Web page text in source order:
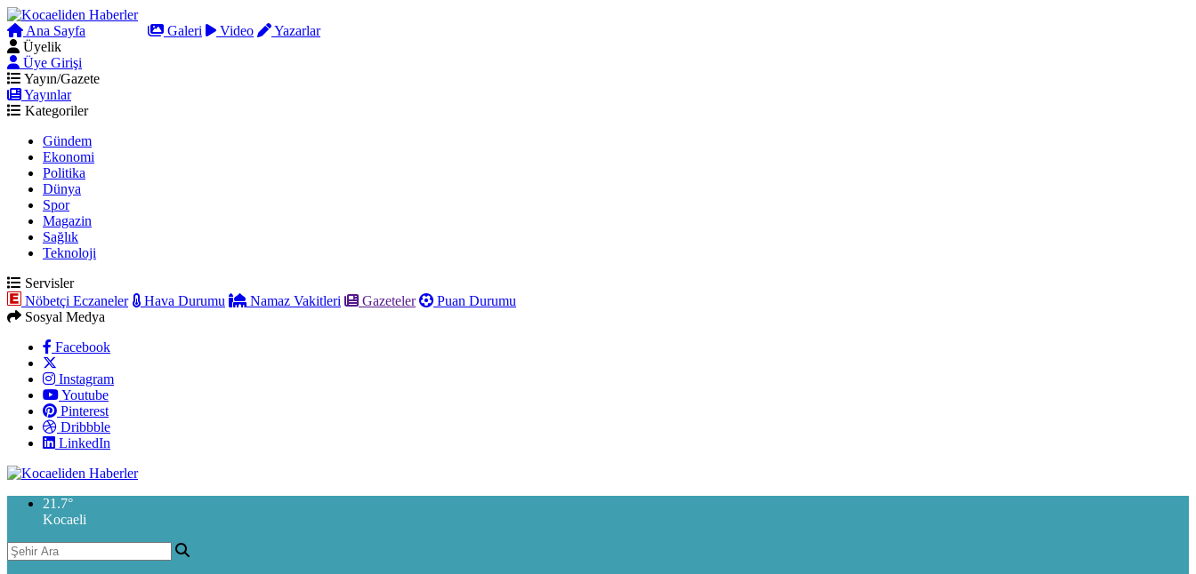
Ana Sayfa Galeri Video
Yazarlar
Üyelik
Üye Girişi
Yayın/Gazete
Yayınlar
Kategoriler
Gündem
Ekonomi
Politika
Dünya
Spor
Magazin
Sağlık
Teknoloji
Servisler
Nöbetçi Eczaneler
Hava Durumu Namaz Vakitleri Gazeteler
Puan Durumu
Sosyal Medya
Facebook
Instagram
Youtube
Pinterest
Dribbble
LinkedIn
21.7°
Kocaeli